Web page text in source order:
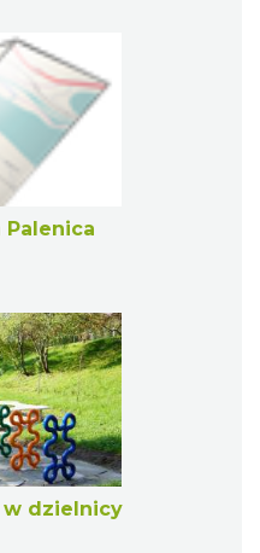
Palenica
w dzielnicy